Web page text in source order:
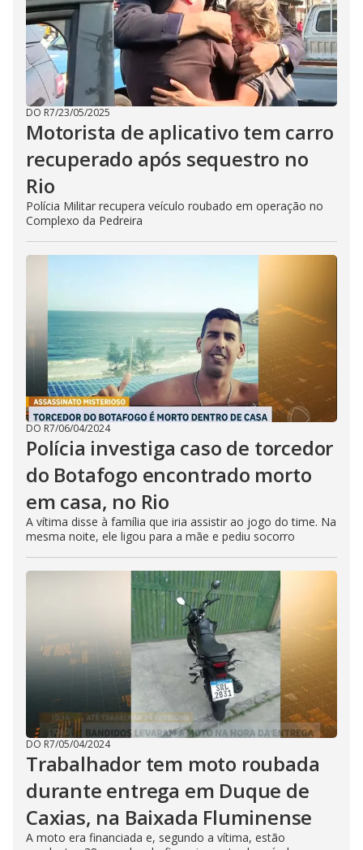
DO R7/23/05/2025
Motorista de aplicativo tem carro
recuperado após sequestro no
Rio
Polícia Militar recupera veículo roubado em operação no
Complexo da Pedreira
DO R7/06/04/2024
Polícia investiga caso de torcedor
do Botafogo encontrado morto
em casa, no Rio
A vítima disse à família que iria assistir ao jogo do time. Na
mesma noite, ele ligou para a mãe e pediu socorro
DO R7/05/04/2024
Trabalhador tem moto roubada
durante entrega em Duque de
Caxias, na Baixada Fluminense
A moto era financiada e, segundo a vítima, estão